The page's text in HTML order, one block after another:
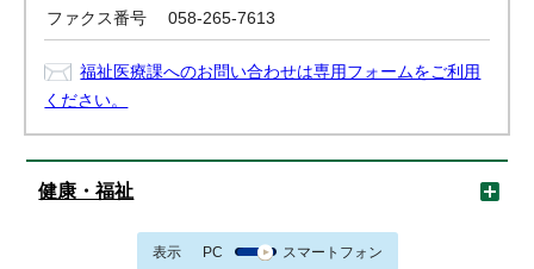
ファクス番号 058-265-7613
福祉医療課へのお問い合わせは専用フォームをご利用
ください。
健康・福祉
表示 PC スマートフォン